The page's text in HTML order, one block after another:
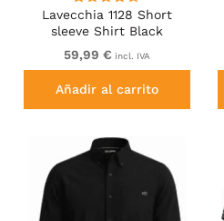
Lavecchia 1128 Short
sleeve Shirt Black
59,99 € incl. IVA
Añadir al carrito